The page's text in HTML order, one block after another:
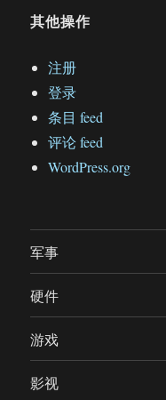
其他操作
注册
登录
条目 feed
评论 feed
WordPress.org
军事
硬件
游戏
影视